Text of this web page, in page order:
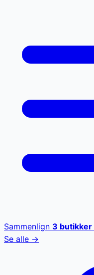
Sammenlign 3 butikker
Se alle →